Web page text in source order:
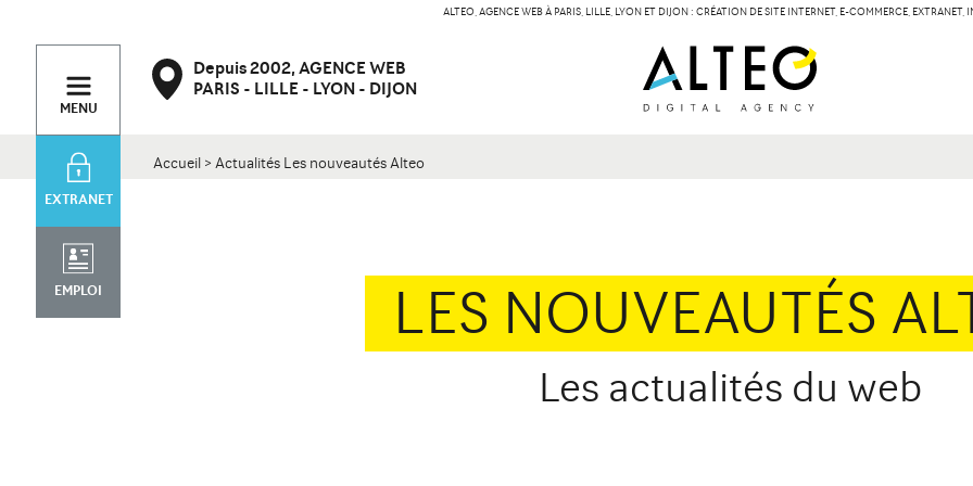
ALTEO, AGENCE WEB À PARIS, LILLE, LYON ET DIJON : CRÉATION DE SITE INTERNET, E-COMMERCE, EXTRANET,
Depuis 2002, AGENCE WEB
PARIS
LILLE LYON DIJON
MENU
EXTRANET
EMPLOI
34 rue Desaix
75015 Paris
47 bd de Courcelles
75008 Paris
134 Rue des Templiers
Accueil > Actualités Les nouveautés Alteo
LES NOUVEAUTÉS
Les actualités du web